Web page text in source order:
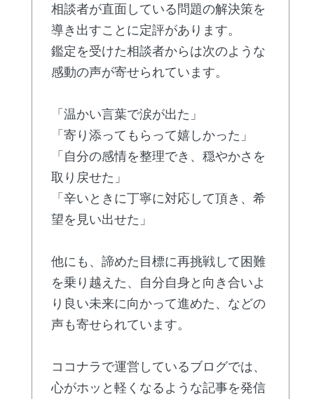
相談者が直面している問題の解決策を
導き出すことに定評があります。
鑑定を受けた相談者からは次のような
感動の声が寄せられています。
「温かい言葉で涙が出た」
「寄り添ってもらって嬉しかった」
「自分の感情を整理でき、穏やかさを
取り戻せた」
「辛いときに丁寧に対応して頂き、希
望を見い出せた」
他にも、諦めた目標に再挑戦して困難
を乗り越えた、自分自身と向き合いよ
り良い未来に向かって進めた、などの
声も寄せられています。
ココナラで運営しているブログでは、
心がホッと軽くなるような記事を発信